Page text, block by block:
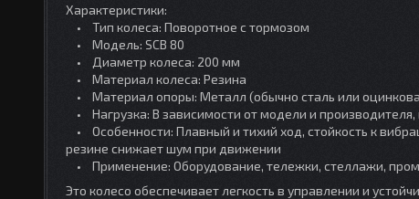
Характеристики:
• Тип колеса: Поворотное с тормозом
• Модель: SCB 80
• Диаметр колеса: 200 мм
• Материал колеса: Резина
• Материал опоры: Металл (обычно сталь или
• Нагрузка: В зависимости от модели и
• Особенности: Плавный и тихий ход, стойкость к
резине снижает шум при движении
• Применение: Оборудование, тележки, стеллажи,
Это колесо обеспечивает легкость в управлении и